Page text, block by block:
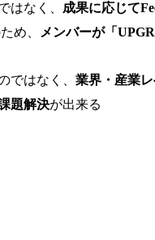
はなく、 成果に応じて
め、
メンバーが「
ではなく、 業界・産業
題解決が出来る